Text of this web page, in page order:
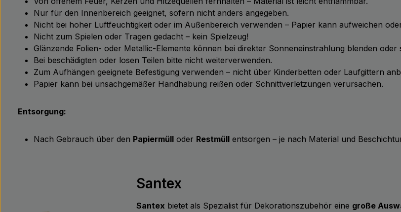
Nur für den Innenbereich geeignet, sofern nicht anders angegeben.
Nicht bei hoher Luftfeuchtigkeit oder im Außenbereich verwenden – Papier kann aufweichen
Nicht zum Spielen oder Tragen gedacht – kein Spielzeug!
Glänzende Folien- oder Metallic-Elemente können bei direkter Sonneneinstrahlung blenden oder
Bei beschädigten oder losen Teilen bitte nicht weiterverwenden.
Zum Aufhängen geeignete Befestigung verwenden – nicht über Kinderbetten oder Laufgittern
Papier kann bei unsachgemäßer Handhabung reißen oder Schnittverletzungen verursachen.
Entsorgung:
Nach Gebrauch über den Papiermüll oder Restmüll entsorgen – je nach Material und
Santex
Santex bietet als Spezialist für Dekorationszubehör eine große